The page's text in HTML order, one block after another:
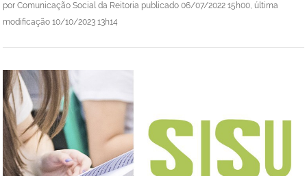
por Comunicação Social da Reitoria publicado 06/07/2022 15h00, última
modificação 10/10/2023 13h14